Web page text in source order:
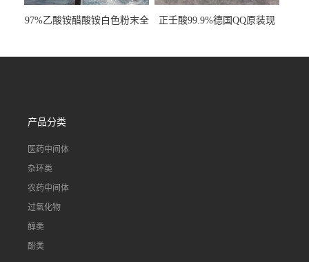
97%乙酸铵醋酸铵白色粉末全
正壬酸99.9%德国QQ原装现
产品分类
医药中间体
杂环类
农药中间体
过氧化物
醇类
酚类